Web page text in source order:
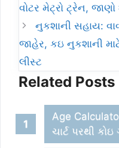
વોટર મેટ્રો ટ્રેન,
નુકશાની સહાય:
જાહેર, કઇ નુકશાની
લીસ્ટ
Related Posts
Age
ચાર્ટ પરથી